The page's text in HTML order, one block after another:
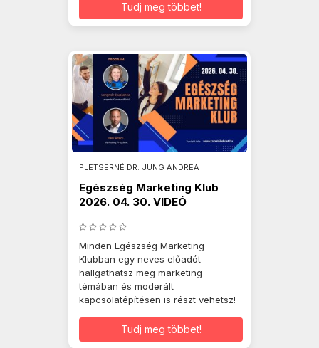
Tudj meg többet!
PLETSERNÉ DR. JUNG ANDREA
Egészség Marketing Klub
2026. 04. 30. VIDEÓ
Minden Egészség Marketing
Klubban egy neves előadót
hallgathatsz meg marketing
témában és moderált
kapcsolatépítésen is részt vehetsz!
Tudj meg többet!